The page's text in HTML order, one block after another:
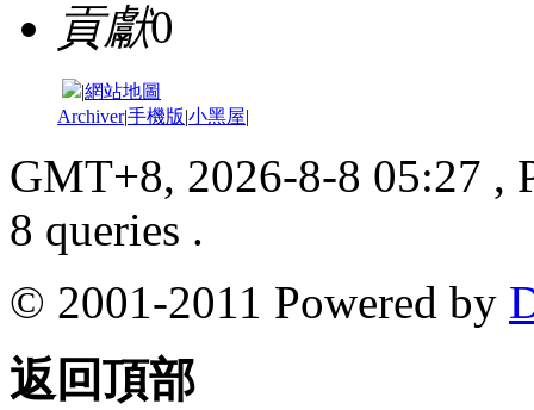
貢獻0
|網站地圖
Archiver|手機版|小黑屋|
GMT+8, 2026-8-8 05:27 ,
8 queries .
© 2001-2011 Powered by
返回頂部